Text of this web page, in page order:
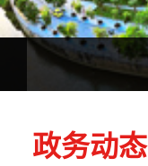
政务动态